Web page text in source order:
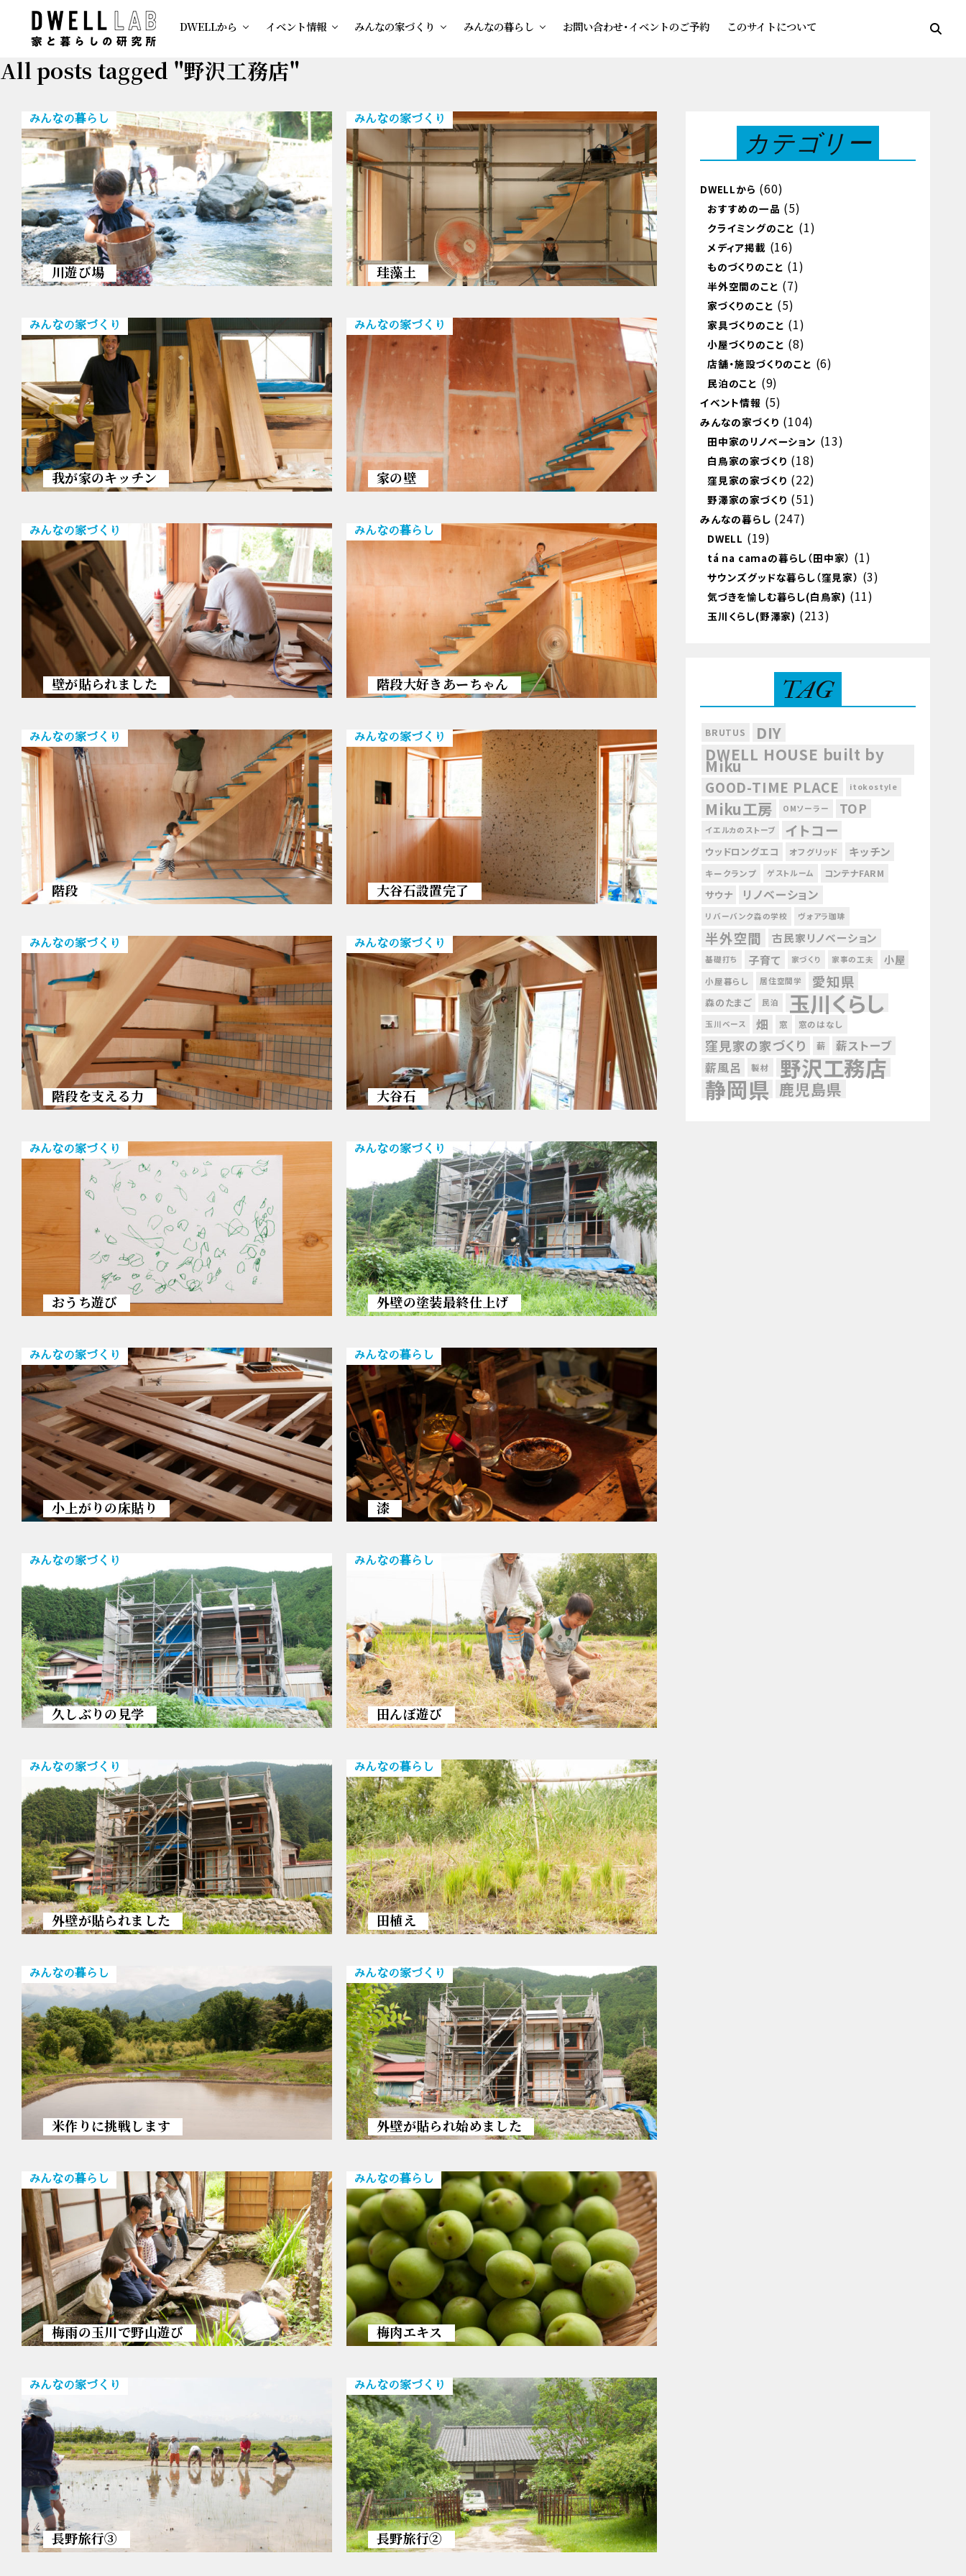
DWELLから イベント情報 みんなの家づくり みんなの暮らし お問い合わせ・イベントのご予約 このサイトについて
All posts tagged "野沢工務店"
みんなの暮らし
川遊び場
みんなの家づくり
珪藻土
みんなの家づくり
我が家のキッチン
みんなの家づくり
家の壁
みんなの家づくり
壁が貼られました
みんなの暮らし
階段大好きあーちゃん
みんなの家づくり
階段
みんなの家づくり
大谷石設置完了
みんなの家づくり
階段を支える力
みんなの家づくり
大谷石
みんなの家づくり
おうち遊び
みんなの家づくり
外壁の塗装最終仕上げ
みんなの家づくり
小上がりの床貼り
みんなの暮らし
漆
みんなの家づくり
久しぶりの見学
みんなの暮らし
田んぼ遊び
みんなの家づくり
外壁が貼られました
みんなの暮らし
田植え
みんなの暮らし
米作りに挑戦します
みんなの家づくり
外壁が貼られ始めました
みんなの暮らし
梅雨の玉川で野山遊び
みんなの暮らし
梅肉エキス
みんなの家づくり
長野旅行③
みんなの家づくり
長野旅行②
カテゴリー
DWELLから (60)
おすすめの一品 (5)
クライミングのこと (1)
メディア掲載 (16)
ものづくりのこと (1)
半外空間のこと (7)
家づくりのこと (5)
家具づくりのこと (1)
小屋づくりのこと (8)
店舗・施設づくりのこと (6)
民泊のこと (9)
イベント情報 (5)
みんなの家づくり (104)
田中家のリノベーション (13)
白鳥家の家づくり (18)
窪見家の家づくり (22)
野澤家の家づくり (51)
みんなの暮らし (247)
DWELL (19)
tá na camaの暮らし（田中家） (1)
サウンズグッドな暮らし（窪見家） (3)
気づきを愉しむ暮らし(白鳥家) (11)
玉川くらし(野澤家) (213)
TAG
BRUTUS
DIY
DWELL HOUSE built by
Miku
GOOD-TIME PLACE itokostyle
Miku工房 OMソーラー TOP
イエルカのストーブ イトコー
ウッドロングエコ オフグリッド キッチン
キークランプ ゲストルーム コンテナFARM
サウナ リノベーション
リバーバンク森の学校 ヴォアラ珈琲
半外空間 古民家リノベーション
基礎打ち 子育て 家づくり 家事の工夫 小屋
小屋暮らし 居住空間学 愛知県
森のたまご 民泊 玉川くらし
玉川ベース 畑 窓 窓のはなし
窪見家の家づくり 薪 薪ストーブ
薪風呂 製材 野沢工務店
静岡県 鹿児島県